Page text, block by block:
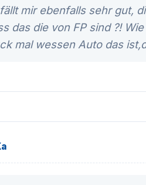
mir ebenfalls sehr gut,
das die von FP sind ?!
mal wessen Auto das